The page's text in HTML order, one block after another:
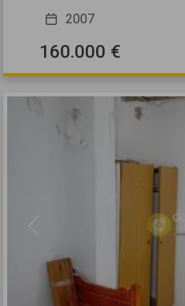
2007
160.000 €